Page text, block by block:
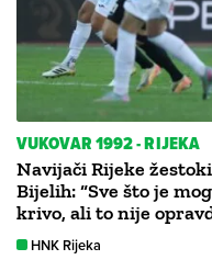
VUKOVAR 1992 - RIJEKA
Navijači Rijeke
Bijelih: “Sve što je
krivo, ali to nije
HNK Rijeka